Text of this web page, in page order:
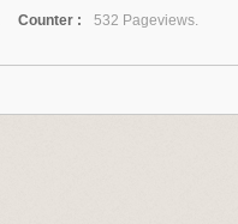
Counter :
532 Pageviews.